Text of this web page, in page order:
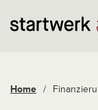
Home /